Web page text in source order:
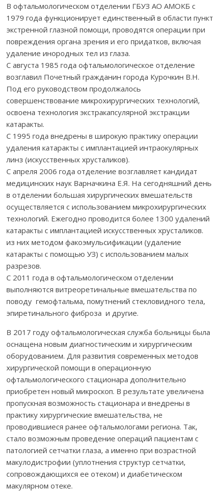
В офтальмологическом отделении ГБУЗ АО АМОКБ с
1979 года функционирует единственный в области пункт
экстренной глазной помощи, проводятся операции при
повреждения органа зрения и его придатков, включая
удаление инородных тел из глаза.
С августа 1985 года офтальмологическое отделение
возглавил Почетный гражданин города Курочкин В.Н.
Под его руководством продолжалось
совершенствование микрохирургических технологий,
освоена технология экстракапсулярной экстракции
катаракты.
С 1995 года внедрены в широкую практику операции
удаления катаракты с имплантацией интраокулярных
линз (искусственных хрусталиков).
С апреля 2006 года отделение возглавляет кандидат
медицинских наук Варначкина Е.Я. На сегодняшний день
в отделении большая хирургических вмешательств
осуществляется с использованием микрохирургических
технологий. Ежегодно проводится более 1300 удалений
катаракты с имплантацией искусственных хрусталиков.
из них методом факоэмульсификации (удаление
катаракты с помощью УЗ) с использованием малых
разрезов.
С 2011 года в офтальмологическом отделении
выполняются витреоретинальные вмешательства по
поводу гемофтальма, помутнений стекловидного тела,
эпиретинального фиброза и другие.
В 2017 году офтальмологическая служба больницы была
оснащена новым диагностическим и хирургическим
оборудованием. Для развития современных методов
хирургической помощи в операционную
офтальмологического стационара дополнительно
приобретен новый микроскоп. В результате увеличена
пропускная возможность стационара и внедрены в
практику хирургические вмешательства, не
проводившиеся ранее офтальмологами региона. Так,
стало возможным проведение операций пациентам с
патологией сетчатки глаза, а именно при возрастной
макулодистрофии (уплотнения структур сетчатки,
сопровождающихся ее отеком) и диабетическом
макулярном отеке.